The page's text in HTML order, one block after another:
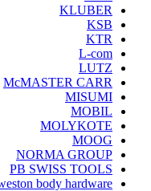
KLUBER
KSB
KTR
L-com
LUTZ
McMASTER CARR
MISUMI
MOBIL
MOLYKOTE
MOOG
NORMA GROUP
PB SWISS TOOLS
body hardware